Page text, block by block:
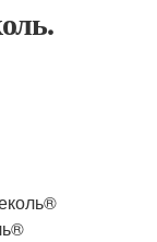
®
®